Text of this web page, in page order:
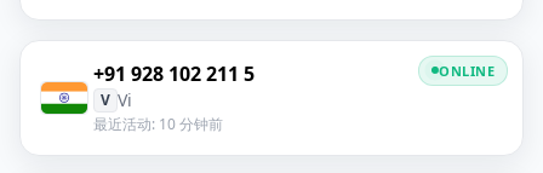
+91 928 102 211 5
V Vi
最近活动: 10 分钟前
ONLINE